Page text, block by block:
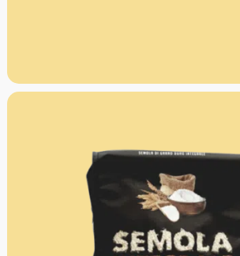
Hergestellt aus bestem
Protein mit hoher
Ideal für langes Aufgehen